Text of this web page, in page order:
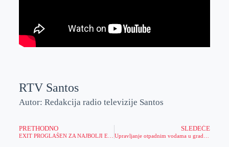
RTV Santos
Autor: Redakcija radio televizije Santos
PRETHODNO
EXIT PROGLAŠEN ZA NAJBOLJI EVROPSKI FESTIVAL!!!
SLEDEĆE